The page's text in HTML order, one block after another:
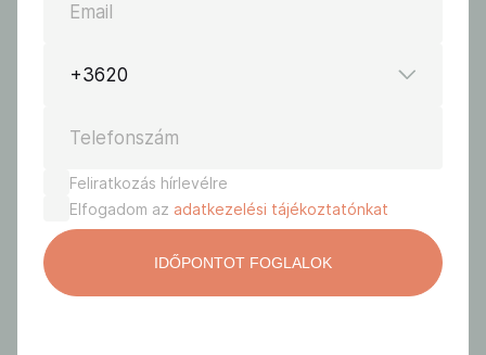
Email
+3620
Telefonszám
Feliratkozás hírlevélre
Elfogadom az adatkezelési tájékoztatónkat